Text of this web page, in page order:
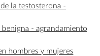
la testosterona -
- agrandamiento
hombres y mujeres